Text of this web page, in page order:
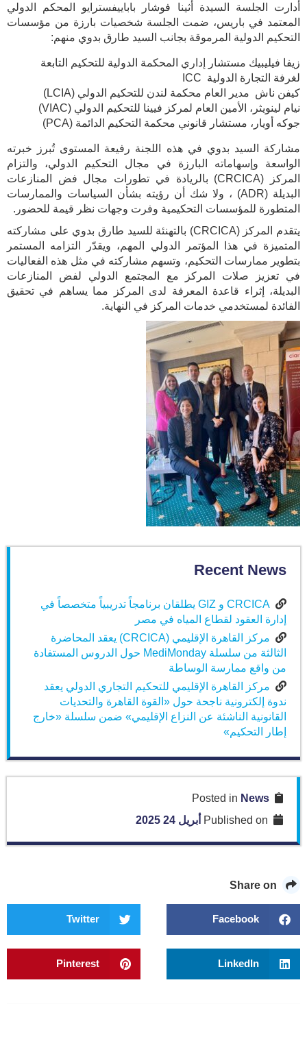
أدارت الجلسة السيدة أثينا فوشار باباييفسترايو المحكم الدولي
المعتمد في باريس، ضمت الجلسة شخصيات بارزة من مؤسسات
التحكيم الدولية المرموقة بجانب السيد طارق بدوي منهم:
زيفا فيليبيك مستشار إداري المحكمة الدولية للتحكيم التابعة
لغرفة التجارة الدولية ICC
كيفن ناش مدير العام محكمة لندن للتحكيم الدولي (LCIA)
نيام لينويثر، الأمين العام لمركز فيينا للتحكيم الدولي (VIAC)
جوكه أويار، مستشار قانوني محكمة التحكيم الدائمة (PCA)
مشاركة السيد بدوي في هذه اللجنة رفيعة المستوى تُبرز خبرته
الواسعة وإسهاماته البارزة في مجال التحكيم الدولي، والتزام
المركز (CRCICA) بالريادة في تطورات مجال فض المنازعات
البديلة (ADR) ، ولا شك أن رؤيته بشأن السياسات والممارسات
المتطورة للمؤسسات التحكيمية وفرت وجهات نظر قيمة للحضور.
يتقدم المركز (CRCICA) بالتهنئة للسيد طارق بدوي على مشاركته
المتميزة في هذا المؤتمر الدولي المهم، ويقدّر التزامه المستمر
بتطوير ممارسات التحكيم، وتسهم مشاركته في مثل هذه الفعاليات
في تعزيز صلات المركز مع المجتمع الدولي لفض المنازعات
البديلة، إثراء قاعدة المعرفة لدى المركز مما يساهم في تحقيق
الفائدة لمستخدمي خدمات المركز في النهاية.
Recent News
CRCICA و GIZ يطلقان برنامجاً تدريبياً متخصصاً في
إدارة العقود لقطاع المياه في مصر
مركز القاهرة الإقليمي (CRCICA) يعقد المحاضرة
الثالثة من سلسلة MediMonday حول الدروس المستفادة
من واقع ممارسة الوساطة
مركز القاهرة الإقليمي للتحكيم التجاري الدولي يعقد
ندوة إلكترونية ناجحة حول «القوة القاهرة والتحديات
القانونية الناشئة عن النزاع الإقليمي» ضمن سلسلة «خارج
إطار التحكيم»
News
أبريل 24 2025
Facebook
Twitter
LinkedIn
Pinterest